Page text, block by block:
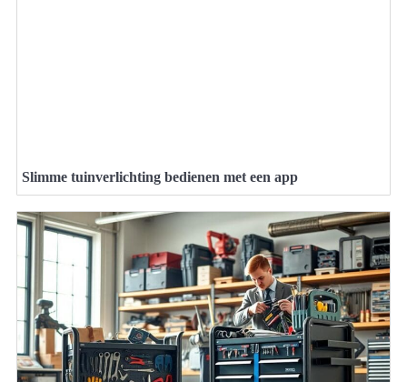
Slimme tuinverlichting bedienen met een app